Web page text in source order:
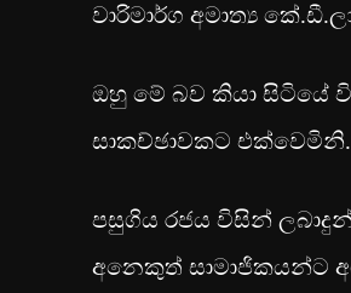
වාරිමාර්ග අමාත්‍ය
ඔහු මේ බව කියා සිටියේ
සාකච්ඡාවකට එක්වෙමිනි.
පසුගිය රජය විසින්
අනෙකුත් සාමාජිකයන්ට